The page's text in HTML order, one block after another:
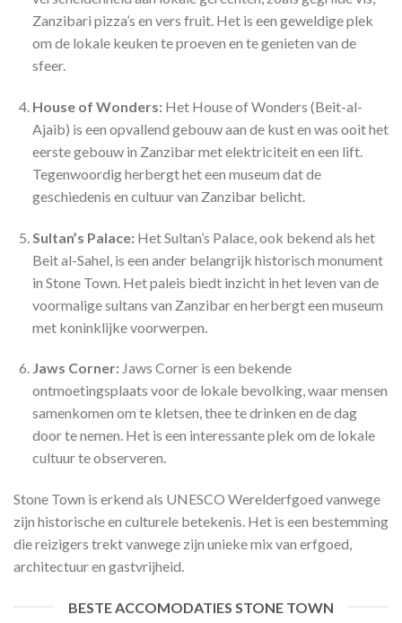
Zanzibari pizza’s en vers fruit. Het is een geweldige plek
om de lokale keuken te proeven en te genieten van de
sfeer.
House of Wonders:Het House of Wonders (Beit-al-
Ajaib) is een opvallend gebouw aan de kust en was ooit het
eerste gebouw in Zanzibar met elektriciteit en een lift.
Tegenwoordig herbergt het een museum dat de
geschiedenis en cultuur van Zanzibar belicht.
Sultan’s Palace:Het Sultan’s Palace, ook bekend als het
Beit al-Sahel, is een ander belangrijk historisch monument
in Stone Town. Het paleis biedt inzicht in het leven van de
voormalige sultans van Zanzibar en herbergt een museum
met koninklijke voorwerpen.
Jaws Corner:Jaws Corner is een bekende
ontmoetingsplaats voor de lokale bevolking, waar mensen
samenkomen om te kletsen, thee te drinken en de dag
door te nemen. Het is een interessante plek om de lokale
cultuur te observeren.
Stone Town is erkend als UNESCO Werelderfgoed vanwege
zijn historische en culturele betekenis. Het is een bestemming
die reizigers trekt vanwege zijn unieke mix van erfgoed,
architectuur en gastvrijheid.
BESTE ACCOMODATIES STONE TOWN